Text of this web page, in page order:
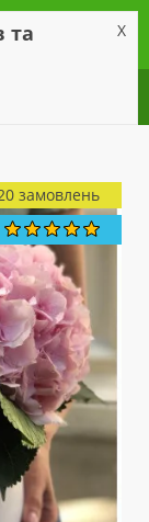
замовлень
та X